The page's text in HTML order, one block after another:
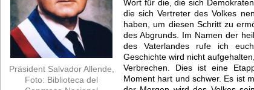
Präsident Salvador Allende,
Foto: Biblioteca del
Wort für die, die sich
die sich Vertreter des Volkes
haben, um diesen Schritt zu
des Abgrunds. Im Namen der
des Vaterlandes rufe ich
Geschichte wird nicht
Verbrechen. Dies ist eine
Moment hart und schwer. Es ist